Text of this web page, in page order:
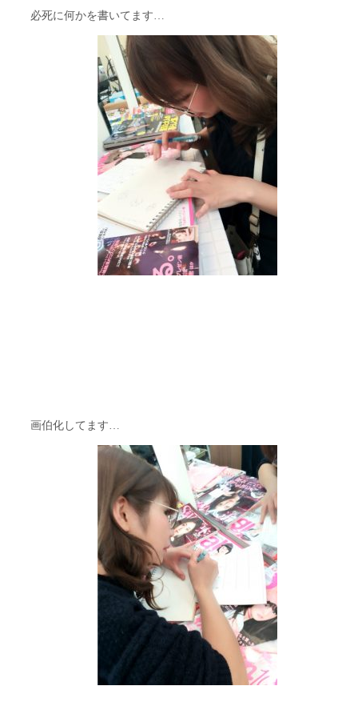
必死に何かを書いてます…
画伯化してます…